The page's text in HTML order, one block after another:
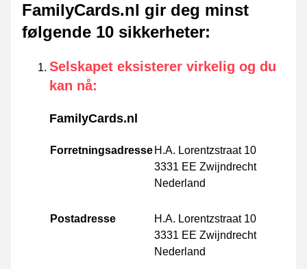
FamilyCards.nl gir deg minst
følgende 10 sikkerheter:
Selskapet eksisterer virkelig og du
kan nå:
FamilyCards.nl
Forretningsadresse H.A. Lorentzstraat 10
3331 EE Zwijndrecht
Nederland
Postadresse
H.A. Lorentzstraat 10
3331 EE Zwijndrecht
Nederland